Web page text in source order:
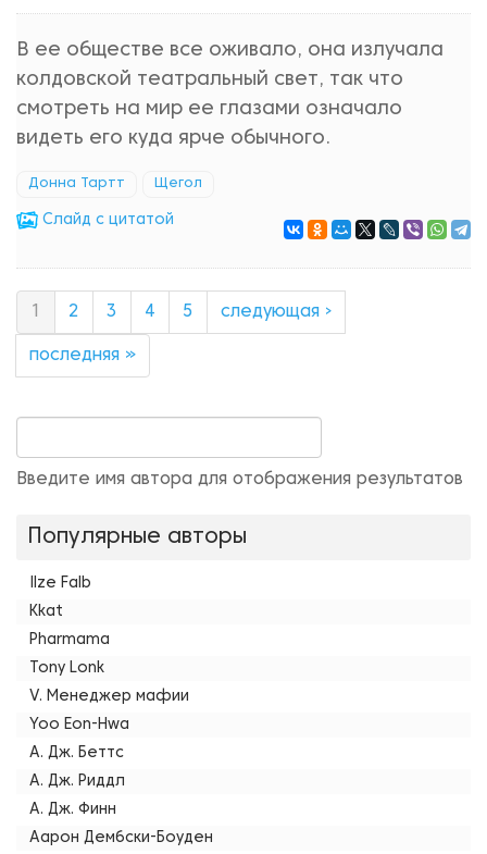
В ее обществе все оживало, она излучала
колдовской театральный свет, так что
смотреть на мир ее глазами означало
видеть его куда ярче обычного.
Донна Тартт Щегол
Cлайд с цитатой
2 3 4 5 следующая ›
последняя »
Введите имя автора для отображения результатов
Популярные авторы
Ilze Falb
Kkat
Pharmama
Tony Lonk
V. Менеджер мафии
Yoo Eon-Hwa
А. Дж. Беттс
А. Дж. Риддл
А. Дж. Финн
Аарон Дембски-Боуден